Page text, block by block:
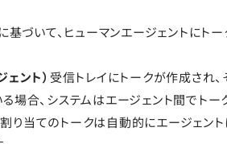
基づいて、ヒューマンエージェントにト
ント） 受信トレイにトークが作成され
場合、システムはエージェント間でトー
り当てのトークは自動的にエージェント